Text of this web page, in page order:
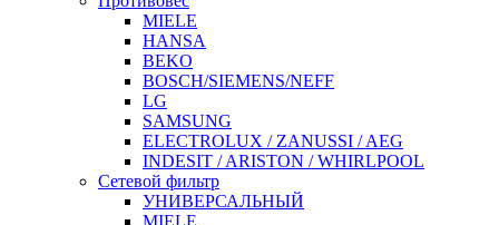
MIELE
HANSA
BEKO
BOSCH/SIEMENS/NEFF
LG
SAMSUNG
ELECTROLUX / ZANUSSI / AEG
INDESIT / ARISTON / WHIRLPOOL
Сетевой фильтр
УНИВЕРСАЛЬНЫЙ
MIELE